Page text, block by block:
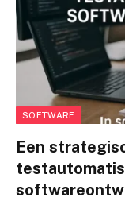
SOFTWARE
Een